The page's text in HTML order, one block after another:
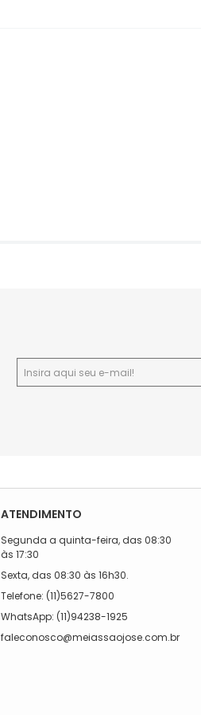
ATENDIMENTO
Segunda a quinta-feira, das 08:30
às 17:30
Sexta, das 08:30 às 16h30.
Telefone: (11)5627-7800
WhatsApp: (11)94238-1925
faleconosco@meiassaojose.com.br